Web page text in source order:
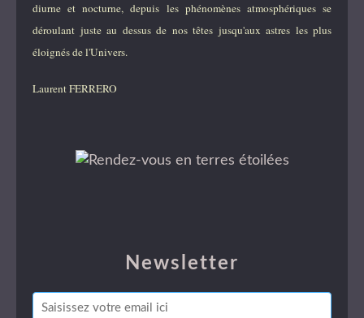
Newsletter
diurne et nocturne, depuis les phénomènes atmosphériques se
déroulant juste au dessus de nos têtes jusqu'aux astres les plus
éloignés de l'Univers.
Laurent FERRERO